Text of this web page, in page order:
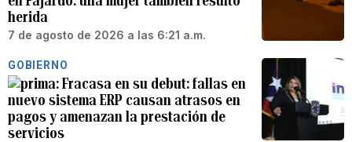
herida
7 de agosto de 2026 a las 6:21 a.m.
GOBIERNO
Fracasa en su debut: fallas en
nuevo sistema ERP causan atrasos en
pagos y amenazan la prestación de
servicios